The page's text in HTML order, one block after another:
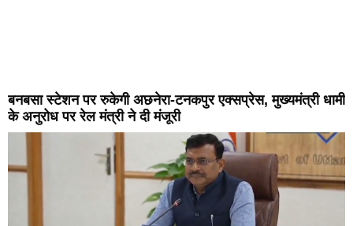
बनबसा स्टेशन पर रुकेगी अछनेरा-टनकपुर एक्सप्रेस, मुख्यमंत्री धामी
के अनुरोध पर रेल मंत्री ने दी मंजूरी